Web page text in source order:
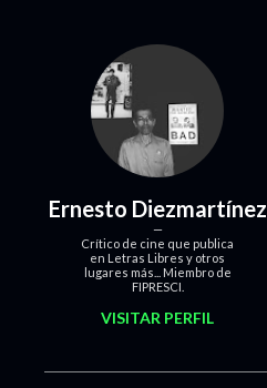
Ernesto Diezmartínez
Crítico de cine que publica
en Letras Libres y otros
lugares más... Miembro de
FIPRESCI.
VISITAR PERFIL